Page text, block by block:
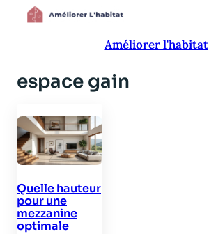
Aller
Améliorer l'habitat
espace gain
Quelle hauteur
pour une
mezzanine
optimale